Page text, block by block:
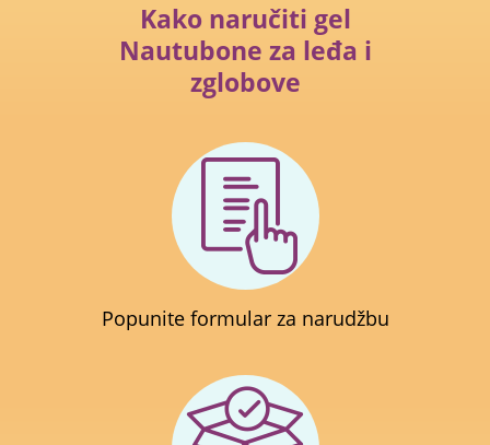
Kako naručiti gel
Nautubone za leđa i
zglobove
Popunite formular za narudžbu